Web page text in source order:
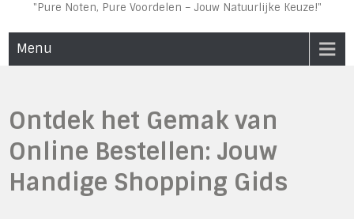
"Pure Noten, Pure Voordelen – Jouw Natuurlijke Keuze!"
Menu
Ontdek het Gemak van
Online Bestellen: Jouw
Handige Shopping Gids